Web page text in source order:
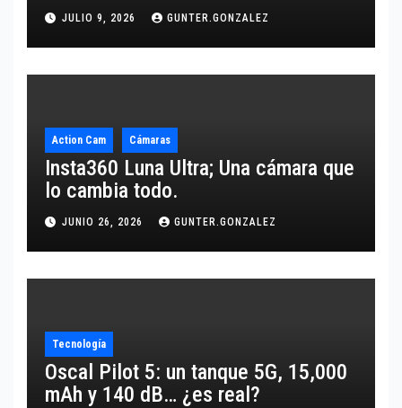
JULIO 9, 2026 GUNTER.GONZALEZ
Action Cam Cámaras
Insta360 Luna Ultra; Una cámara que
lo cambia todo.
JUNIO 26, 2026 GUNTER.GONZALEZ
Tecnología
Oscal Pilot 5: un tanque 5G, 15,000
mAh y 140 dB… ¿es real?